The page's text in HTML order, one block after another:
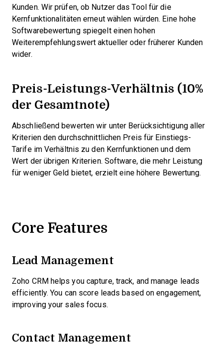
Kunden. Wir prüfen, ob Nutzer das Tool für die
Kernfunktionalitäten erneut wählen würden. Eine hohe
Softwarebewertung spiegelt einen hohen
Weiterempfehlungswert aktueller oder früherer Kunden
wider.
Preis-Leistungs-Verhältnis (10%
der Gesamtnote)
Abschließend bewerten wir unter Berücksichtigung aller
Kriterien den durchschnittlichen Preis für Einstiegs-
Tarife im Verhältnis zu den Kernfunktionen und dem
Wert der übrigen Kriterien. Software, die mehr Leistung
für weniger Geld bietet, erzielt eine höhere Bewertung.
Core Features
Lead Management
Zoho CRM helps you capture, track, and manage leads
efficiently. You can score leads based on engagement,
improving your sales focus.
Contact Management